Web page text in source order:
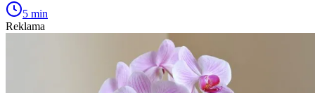
5 min
Reklama